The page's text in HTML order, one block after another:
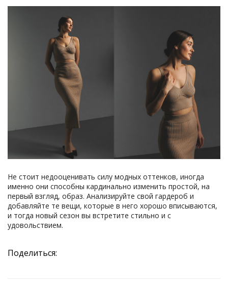
Не стоит недооценивать силу модных оттенков, иногда
именно они способны кардинально изменить простой, на
первый взгляд, образ. Анализируйте свой гардероб и
добавляйте те вещи, которые в него хорошо вписываются,
и тогда новый сезон вы встретите стильно и с
удовольствием.
Поделиться: